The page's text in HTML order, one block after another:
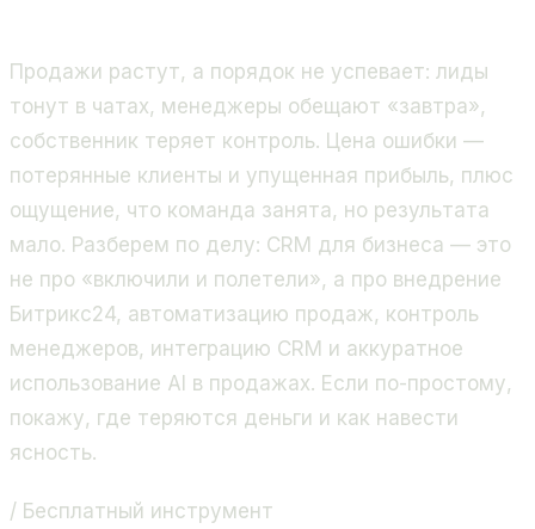
Продажи растут, а порядок не успевает: лиды
тонут в чатах, менеджеры обещают «завтра»,
собственник теряет контроль. Цена ошибки —
потерянные клиенты и упущенная прибыль, плюс
ощущение, что команда занята, но результата
мало. Разберем по делу: CRM для бизнеса — это
не про «включили и полетели», а про внедрение
Битрикс24, автоматизацию продаж, контроль
менеджеров, интеграцию CRM и аккуратное
использование AI в продажах. Если по-простому,
покажу, где теряются деньги и как навести
ясность.
/ Бесплатный инструмент